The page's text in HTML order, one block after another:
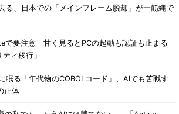
る、日本での「メインフレーム脱却」が一筋縄で
で要注意 甘く見るとPCの起動も認証も止まる
ィ移行」
眠る「年代物のCOBOLコード」、AIでも苦戦す
正体